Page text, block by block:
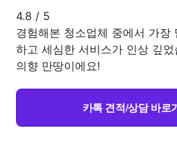
4.8 / 5
경험해본 청소업체 중에서 가장
하고 세심한 서비스가 인상 깊
의향 만땅이에요!
카톡 견적/상담 바로